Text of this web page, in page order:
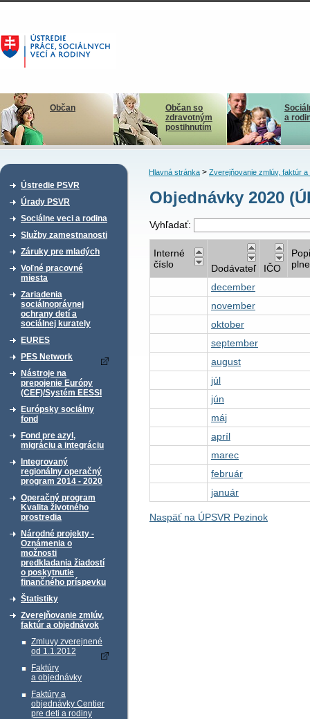
Občan
Občan so
zdravotným
postihnutím
a
Ústredie PSVR
Úrady PSVR
Sociálne veci a rodina
Služby zamestnanosti
Záruky pre mladých
Voľné pracovné
miesta
Zariadenia
sociálnoprávnej
ochrany detí a
sociálnej kurately
EURES
PES Network
Nástroje na
prepojenie Európy
(CEF)/Systém EESSI
Európsky sociálny
fond
Fond pre azyl,
migráciu a integráciu
Integrovaný
regionálny operačný
program 2014 - 2020
Operačný program
Kvalita životného
prostredia
Národné projekty -
Oznámenia o
možnosti
predkladania žiadostí
o poskytnutie
finančného príspevku
Štatistiky
Zverejňovanie zmlúv,
faktúr a objednávok
Zmluvy zverejnené
od 1.1.2012
Faktúry
a objednávky
Faktúry a
objednávky Centier
pre deti a rodiny
Hlavná stránka> Zverejňovanie zmlúv, faktúr a
Objednávky 2020
Vyhľadať:
Interné
číslo
Dodávateľ IČO
december
november
oktober
september
august
júl
jún
máj
apríl
marec
február
január
Naspäť na ÚPSVR Pezinok